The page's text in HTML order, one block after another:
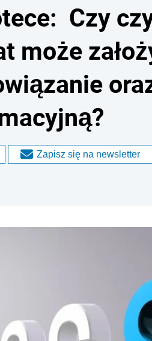
Czy
może
Zapisz się na newsletter